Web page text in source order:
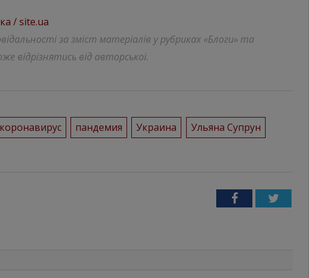
/ site.ua
за зміст матеріалів у рубриках «Блоги» та
відрізнятись від авторської.
коронавирус пандемия Украина
Ульяна Супрун
FacebookTwitter